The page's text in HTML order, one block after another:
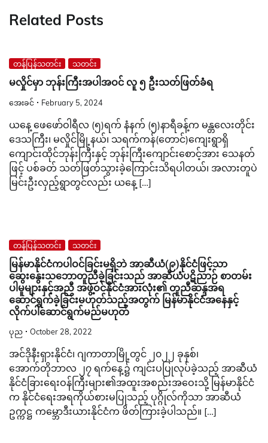
Related Posts
တန်ပြန်သတင်း သတင်း
မလှိုင်မှာ ဘုန်းကြီးအပါအဝင် လူ ၅ ဦးသတ်ဖြတ်ခံရ
အေးခင် February 5, 2024
ယနေ့ ဖေဖော်ဝါရီလ (၅)ရက် နံနက် (၅)နာရီခန့်က မန္တလေးတိုင်း
ဒေသကြီး၊ မလှိုင်မြို့နယ်၊ သရက်ကန်(တောင်)ကျေးရွာရှိ
ကျောင်းထိုင်ဘုန်းကြီးနှင့် ဘုန်းကြီးကျောင်းစောင့်အား သေနတ်
ဖြင့် ပစ်ခတ် သတ်ဖြတ်သွားခဲ့ကြောင်းသိရပါတယ်၊ အလားတူပဲ
မြင်းဦးလှည့်ရွာတွင်လည်း ယနေ့ […]
တန်ပြန်သတင်း သတင်း
မြန်မာနိုင်ငံကပါဝင်ခြင်းမရှိဘဲ အာဆီယံ(၉)နိုင်ငံဖြင့်သာ
ဆွေးနွေးသဘောတူညီခဲ့ခြင်းသည် အာဆီယံပဋိညာဉ် စာတမ်း
ပါမူများနှင့်အညီ အဖွဲ့ဝင်နိုင်ငံအားလုံး၏ တူညီဆန္ဒအရ
ဆောင်ရွက်ခဲ့ခြင်းမဟုတ်သည့်အတွက် မြန်မာနိုင်ငံအနေနှင့်
လိုက်ပါဆောင်ရွက်မည်မဟုတ်
ပုည October 28, 2022
အင်ဒိုနီးရှားနိုင်ငံ၊ ဂျကာတာမြို့တွင် ၂၀၂၂ ခုနှစ်၊
အောက်တိုဘာလ ၂၇ ရက်နေ့၌ ကျင်းပပြုလုပ်ခဲ့သည့် အာဆီယံ
နိုင်ငံခြားရေးဝန်ကြီးများ၏အထူးအစည်းအဝေးသို့ မြန်မာနိုင်ငံ
က နိုင်ငံရေးအရကိုယ်စားမပြုသည့် ပုဂ္ဂိုလ်ကိုသာ အာဆီယံ
ဥက္ကဋ္ဌ ကမ္ဘောဒီးယားနိုင်ငံက ဖိတ်ကြားခဲ့ပါသည်။ […]